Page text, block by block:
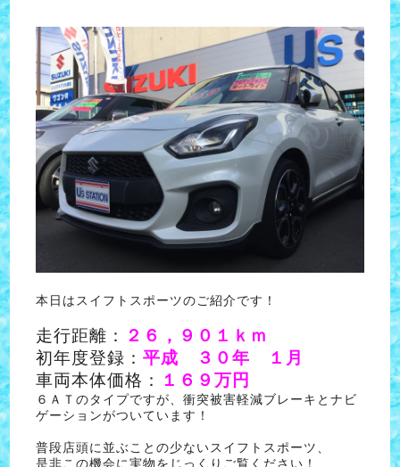
本日はスイフトスポーツのご紹介です！
走行距離：
２６，９０１ｋｍ
初年度登録： 平成 ３０年 １月
車両本体価格：
１６９万円
６ＡＴのタイプですが、衝突被害軽減ブレーキとナビ
ゲーションがついています！
普段店頭に並ぶことの少ないスイフトスポーツ、
是非この機会に実物をじっくりご覧ください！